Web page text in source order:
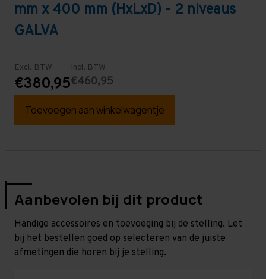
mm x 400 mm (HxLxD) - 2 niveaus
GALVA
Excl. BTW
€380,95
Incl. BTW
€460,95
Toevoegen aan winkelwagentje
Aanbevolen bij dit product
Handige accessoires en toevoeging bij de stelling. Let
bij het bestellen goed op selecteren van de juiste
afmetingen die horen bij je stelling.